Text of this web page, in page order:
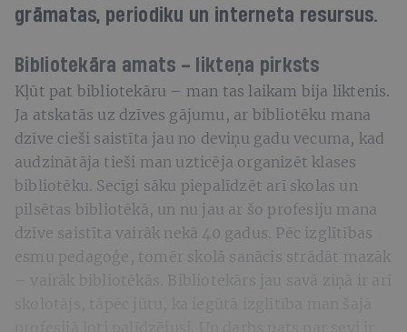
grāmatas, periodiku un interneta resursus.
Bibliotekāra amats – likteņa pirksts
Kļūt pat bibliotekāru – man tas laikam bija liktenis.
Ja atskatās uz dzīves gājumu, ar bibliotēku mana
dzīve cieši saistīta jau no deviņu gadu vecuma, kad
audzinātāja tieši man uzticēja organizēt klases
bibliotēku. Secīgi sāku piepalīdzēt arī skolas un
pilsētas bibliotēkā, un nu jau ar šo profesiju mana
dzīve saistīta vairāk nekā 40 gadus. Pēc izglītības
esmu pedagoģe, tomēr skolā sanācis strādāt mazāk
– vairāk bibliotēkās. Bibliotekārs jau savā ziņā ir arī